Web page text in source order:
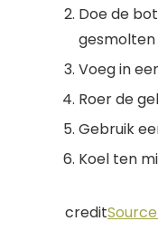
Doe de
gesmolten
Voeg in
Roer de
Gebruik
Koel ten
credit